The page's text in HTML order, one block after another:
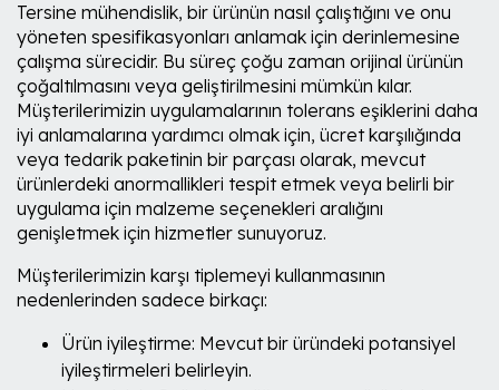
Tersine mühendislik, bir ürünün nasıl çalıştığını ve onu
yöneten spesifikasyonları anlamak için derinlemesine
çalışma sürecidir. Bu süreç çoğu zaman orijinal ürünün
çoğaltılmasını veya geliştirilmesini mümkün kılar.
Müşterilerimizin uygulamalarının tolerans eşiklerini daha
iyi anlamalarına yardımcı olmak için, ücret karşılığında
veya tedarik paketinin bir parçası olarak, mevcut
ürünlerdeki anormallikleri tespit etmek veya belirli bir
uygulama için malzeme seçenekleri aralığını
genişletmek için hizmetler sunuyoruz.
Müşterilerimizin karşı tiplemeyi kullanmasının
nedenlerinden sadece birkaçı:
Ürün iyileştirme: Mevcut bir üründeki potansiyel
iyileştirmeleri belirleyin.